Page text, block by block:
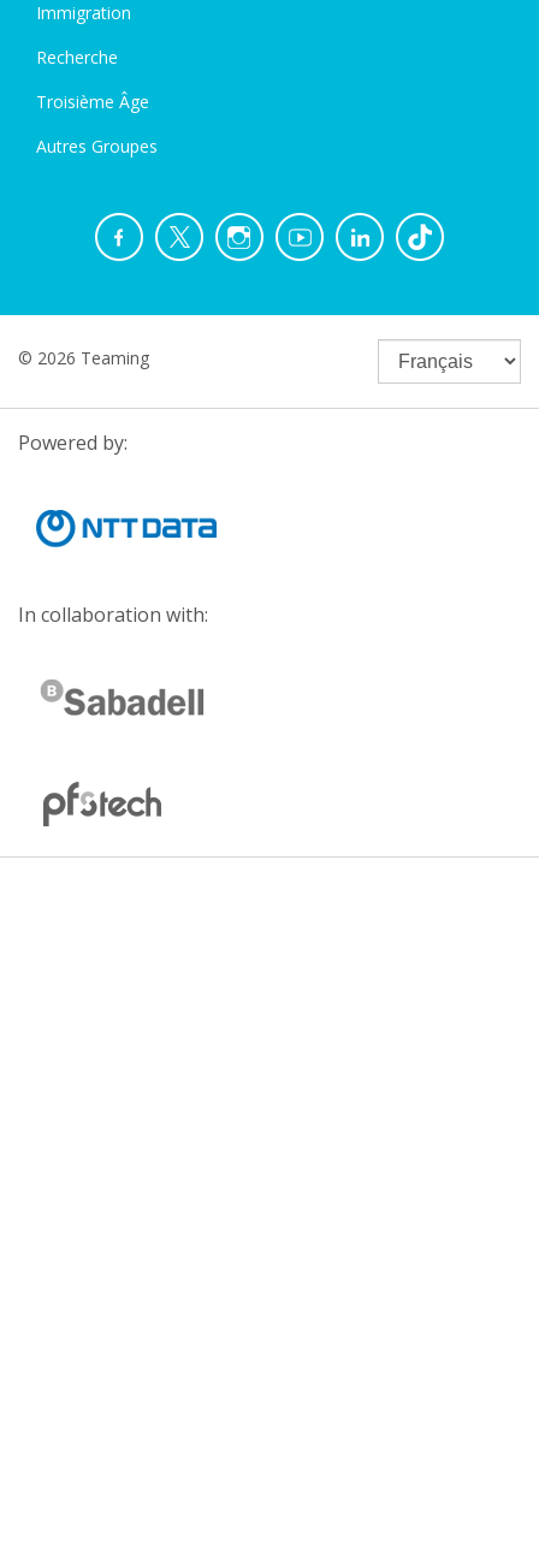
Immigration
Recherche
Troisième Âge
Autres Groupes
© 2026 Teaming
Powered by:
In collaboration with: